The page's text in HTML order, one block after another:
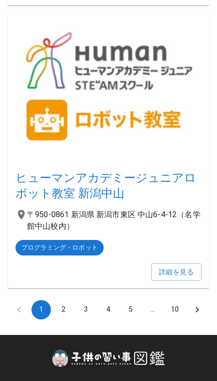
ヒューマンアカデミージュニアロ
ボット教室 新潟中山
〒950-0861 新潟県 新潟市東区 中山6-4-12（名学
館中山校内）
プログラミング・ロボット
詳細を見る
1 2 3 4 5 … 10